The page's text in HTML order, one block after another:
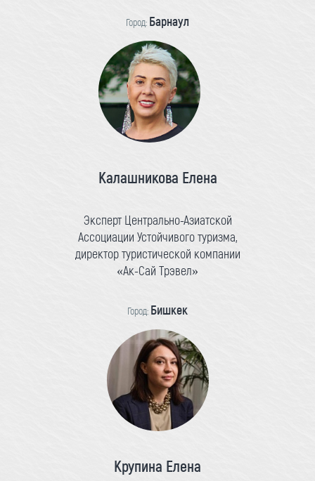
Город: Барнаул
Калашникова Елена
Эксперт Центрально-Азиатской
Ассоциации Устойчивого туризма,
директор туристической компании
«Ак-Сай Трэвел»
Город: Бишкек
Крупина Елена